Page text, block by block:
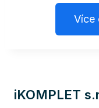
Více
iKOMPLET